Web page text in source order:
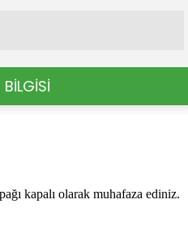
BİLGİSİ
kapalı olarak muhafaza ediniz.